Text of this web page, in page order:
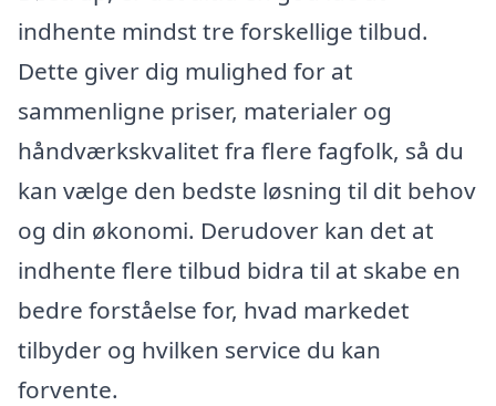
indhente mindst tre forskellige tilbud.
Dette giver dig mulighed for at
sammenligne priser, materialer og
håndværkskvalitet fra flere fagfolk, så du
kan vælge den bedste løsning til dit behov
og din økonomi. Derudover kan det at
indhente flere tilbud bidra til at skabe en
bedre forståelse for, hvad markedet
tilbyder og hvilken service du kan
forvente.